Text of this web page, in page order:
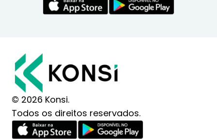
© 2026 Konsi.
Todos os direitos reservados.